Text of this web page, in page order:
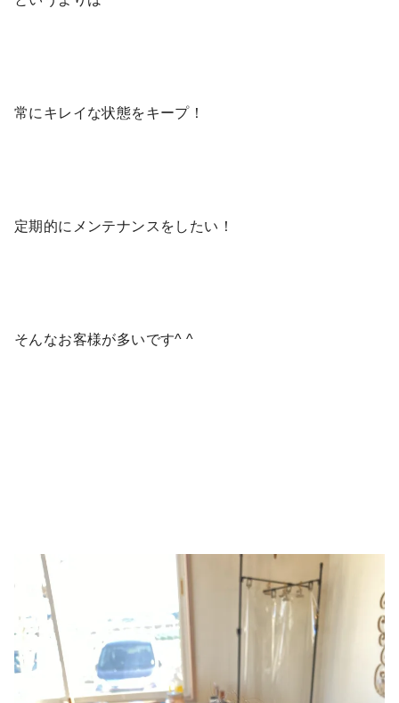
常にキレイな状態をキープ！
定期的にメンテナンスをしたい！
そんなお客様が多いです^ ^